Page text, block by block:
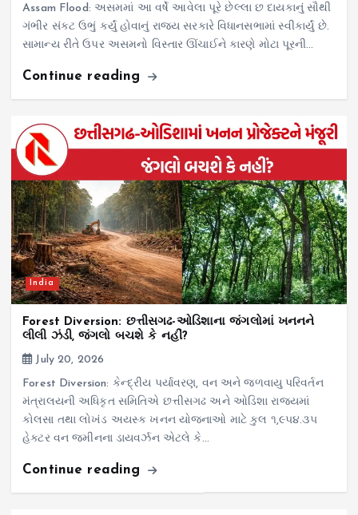
Assam Flood: અસમમાં આ વર્ષે આવેલા પૂરે છેલ્લા છ દાયકાનું સૌથી
ગંભીર સંકટ ઉભું કર્યું હોવાનું રાજ્ય સરકારે વિધાનસભામાં સ્વીકાર્યું છે.
સામાન્ય રીતે ઉપર અસમનો વિસ્તાર ઊંચાઈને કારણે મોટા પૂરની…
Continue reading
India
Forest Diversion: છત્તીસગઢ-ઓડિશાના જંગલોમાં ખનનને
લીલી ઝંડી, જંગલો બચશે કે નહીં?
July 20, 2026
Forest Diversion: કેન્દ્રીય પર્યાવરણ, વન અને જળવાયુ પરિવર્તન
મંત્રાલયની અધિકૃત સમિતિએ છત્તીસગઢ અને ઓડિશા રાજ્યમાં
કોલસા તથા લોખંડ અયસ્ક ખનન યોજનાઓ માટે કુલ ૧,૯૫૪.૩૫
હેક્ટર વન જમીનના ડાયવર્ઝન એટલે કે…
Continue reading